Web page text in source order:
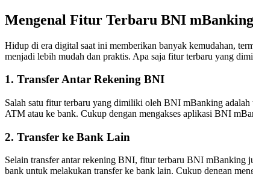
Mengenal Fitur Terbaru BNI
Hidup di era digital saat ini memberikan banyak kemudahan,
menjadi lebih mudah dan praktis. Apa saja fitur terbaru yang
1. Transfer Antar Rekening BNI
Salah satu fitur terbaru yang dimiliki oleh BNI mBanking
ATM atau ke bank. Cukup dengan mengakses aplikasi BNI
2. Transfer ke Bank Lain
Selain transfer antar rekening BNI, fitur terbaru BNI mBanking
bank untuk melakukan transfer ke bank lain. Cukup dengan